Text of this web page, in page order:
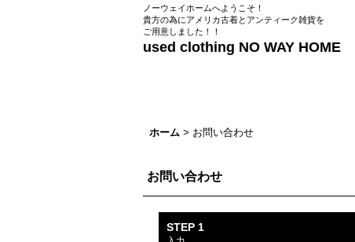
ノーウェイホームへようこそ！
貴方の為にアメリカ古着とアンティーク雑貨を
ご用意しました！！
used clothing NO WAY HOME
ホーム > お問い合わせ
お問い合わせ
STEP 1